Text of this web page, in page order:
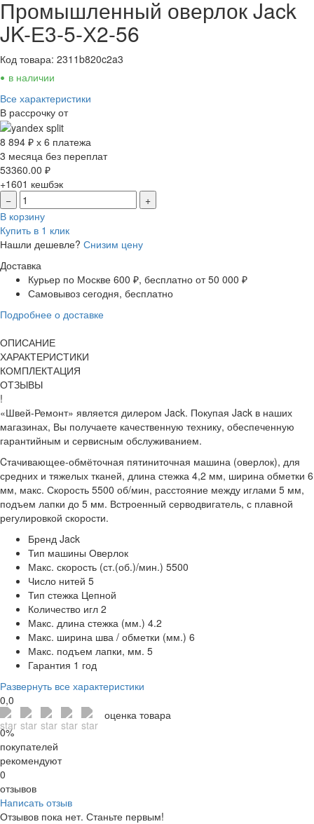
Промышленный оверлок Jack
JK-Е3-5-Х2-56
Код товара: 2311b820c2a3
• в наличии
Все характеристики
В рассрочку от
8 894 ₽ х 6 платежа
3 месяца без переплат
53360.00 ₽
+1601 кешбэк
−
+
В корзину
Купить в 1 клик
Нашли дешевле? Снизим цену
Доставка
Курьер по Москве 600 ₽, бесплатно от 50 000 ₽
Самовывоз сегодня, бесплатно
Подробнее о доставке
ОПИСАНИЕ
ХАРАКТЕРИСТИКИ
КОМПЛЕКТАЦИЯ
ОТЗЫВЫ
!
«Швей-Ремонт» является дилером Jack. Покупая Jack в наших
магазинах, Вы получаете качественную технику, обеспеченную
гарантийным и сервисным обслуживанием.
Cтачивающее-обмёточная пятиниточная машина (оверлок), для
средних и тяжелых тканей, длина стежка 4,2 мм, ширина обметки 6
мм, макс. Скорость 5500 об/мин, расстояние между иглами 5 мм,
подъем лапки до 5 мм. Встроенный серводвигатель, с плавной
регулировкой скорости.
Бренд Jack
Тип машины Оверлок
Макс. скорость (ст.(об.)/мин.) 5500
Число нитей 5
Тип стежка Цепной
Количество игл 2
Макс. длина стежка (мм.) 4.2
Макс. ширина шва / обметки (мм.) 6
Макс. подъем лапки, мм. 5
Гарантия 1 год
Развернуть все характеристики
0,0
оценка товара
0%
покупателей
рекомендуют
0
отзывов
Написать отзыв
Отзывов пока нет. Станьте первым!